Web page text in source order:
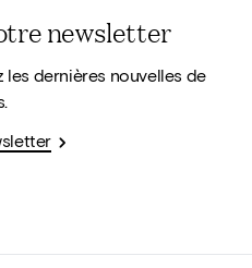
newsletter
les dernières nouvelles de